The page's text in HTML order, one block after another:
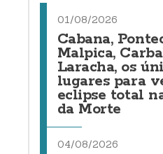
01/08/2026
Cabana,
Malpica,
Laracha, os
lugares para
eclipse total
da Morte
04/08/2026